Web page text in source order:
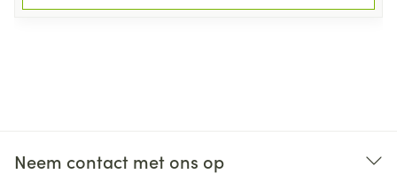
Neem contact met ons op